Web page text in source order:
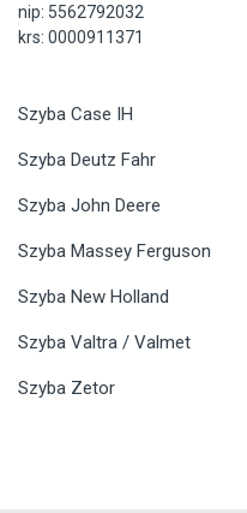
nip: 5562792032
krs: 0000911371
Szyba Case IH
Szyba Deutz Fahr
Szyba John Deere
Szyba Massey Ferguson
Szyba New Holland
Szyba Valtra / Valmet
Szyba Zetor